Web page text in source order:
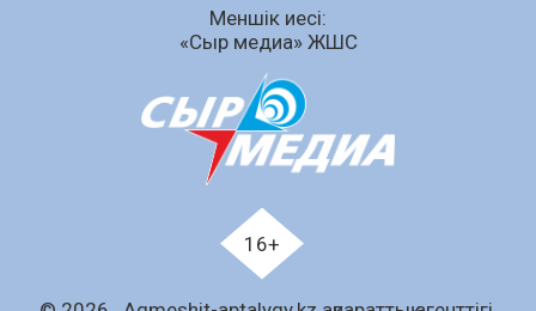
Аумақтан тыс соттылық – сот төрелігінің
ашықтығы мен қолжетімділігін арттыру
«Дауыс беру учаскесін қалай табуға болады?»￼
Меншік иесі:
«Сыр медиа» ЖШС
16+